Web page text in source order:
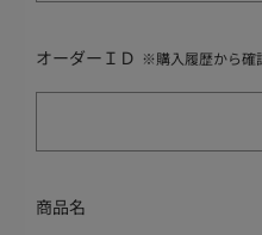
オーダーＩＤ ※購入履歴から確
商品名